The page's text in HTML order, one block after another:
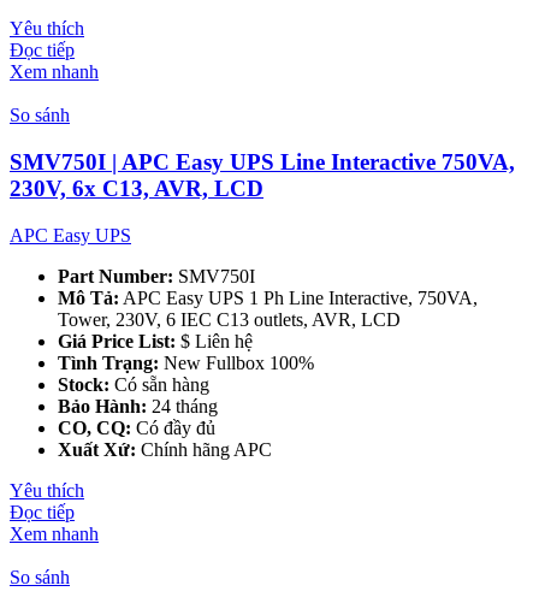
Yêu thích
Đọc tiếp
Xem nhanh
So sánh
SMV750I | APC Easy UPS Line Interactive 750VA,
230V, 6x C13, AVR, LCD
APC Easy UPS
Part Number: SMV750I
Mô Tả: APC Easy UPS 1 Ph Line Interactive, 750VA,
Tower, 230V, 6 IEC C13 outlets, AVR, LCD
Giá Price List: $ Liên hệ
Tình Trạng: New Fullbox 100%
Stock: Có sẵn hàng
Bảo Hành: 24 tháng
CO, CQ: Có đầy đủ
Xuất Xứ: Chính hãng APC
Yêu thích
Đọc tiếp
Xem nhanh
So sánh